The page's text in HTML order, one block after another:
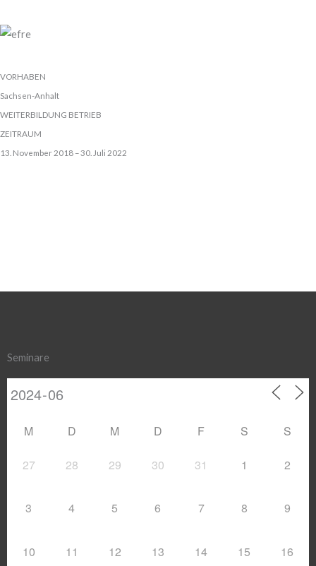
VORHABEN
Sachsen-Anhalt
WEITERBILDUNG BETRIEB
ZEITRAUM
13. November 2018 – 30. Juli 2022
Seminare
M D M D F S S
27 28 29 30 31 1 2
3 4 5 6 7 8 9
10 11 12 13 14 15 16